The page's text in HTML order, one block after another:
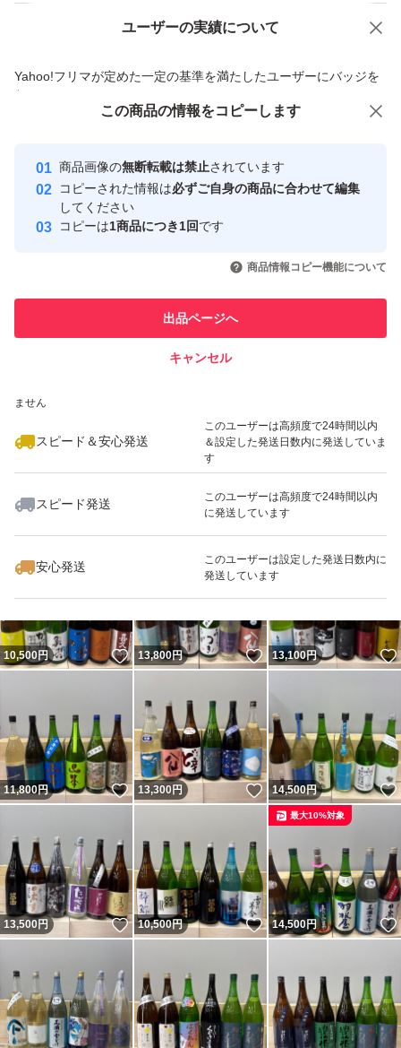
久保田、作、澤屋まつもと、大吟醸、純米大吟醸、日本
冩楽、飛露喜、十四代、磯自慢
くどき上手、澤屋まつもと、花陽浴、勝駒、九平次、久保
ユーザーの実績について
Yahoo!フリマが定めた一定の基準を満たしたユーザーにバッジを
付与しています
安心取引出品者
心・安全なユーザーです
取引実績
引を完了させた実績があります
での取引実績があります
ません
スピード＆安心発送
このユーザーは高頻度で24時間以内
＆設定した発送日数内に発送していま
す
スピード発送
このユーザーは高頻度で24時間以内
に発送しています
安心発送
このユーザーは設定した発送日数内に
発送しています
価格の相談 商品への質問
この商品の情報をコピーします
商品画像の無断転載は禁止されています
コピーされた情報は必ずご自身の商品に合わせて編集
してください
コピーは1商品につき1回です
商品情報コピー機能について
出品ページへ
キャンセル
この商品をみている人にオススメ
いいね！
11,500
10,500円 いいね！
13,800円 いいね！
13,100円
11,800円 いいね！
13,300円 いいね！
14,500円
13,500円 いいね！
10,500円 いいね！
14,500円
最大10%対象